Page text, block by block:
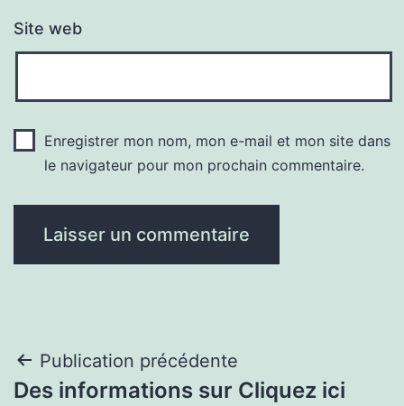
Site web
Enregistrer mon nom, mon e-mail et mon site dans
le navigateur pour mon prochain commentaire.
Navigation
Publication précédente
Des informations sur Cliquez ici